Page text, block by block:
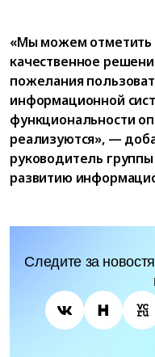
«Мы можем отметить
качественное
пожелания
информационной
функциональности
реализуются», —
руководитель
развитию
Следите за